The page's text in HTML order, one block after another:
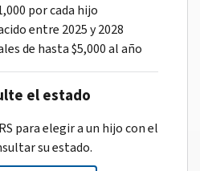
por cada hijo
entre 2025 y 2028
de hasta $5,000 al año
el estado
para elegir a un hijo con el
su estado.